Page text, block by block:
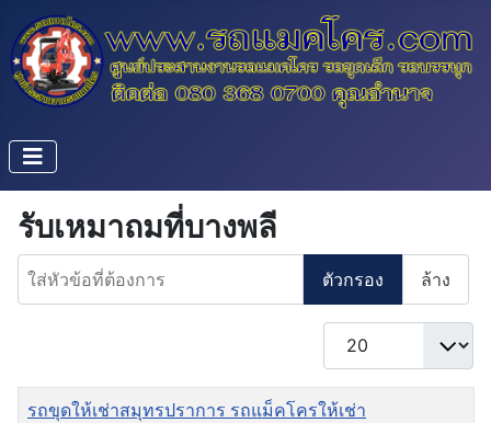
รับเหมาถมที่บางพลี
ใส่หัวข้อที่ต้องการ
ตัวกรอง ล้าง
แสดง #
ชื่อ
รถขุดให้เช่าสมุทรปราการ รถแม็คโครให้เช่า